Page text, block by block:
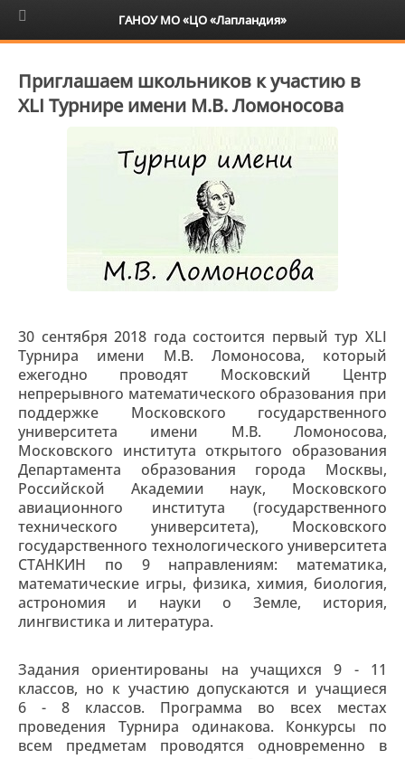
6+
Приглашаем школьников к участию в
XLI Турнире имени М.В. Ломоносова
30 сентября 2018 года состоится первый тур XLI
Турнира имени М.В. Ломоносова, который
ежегодно проводят Московский Центр
непрерывного математического образования при
поддержке Московского государственного
университета имени М.В. Ломоносова,
Московского института открытого образования
Департамента образования города Москвы,
Российской Академии наук, Московского
авиационного института (государственного
технического университета), Московского
государственного технологического университета
СТАНКИН по 9 направлениям: математика,
математические игры, физика, химия, биология,
астрономия и науки о Земле, история,
лингвистика и литература.
Задания ориентированы на учащихся 9 - 11
классов, но к участию допускаются и учащиеся
6 - 8 классов. Программа во всех местах
проведения Турнира одинакова. Конкурсы по
всем предметам проводятся одновременно в
ГАНОУ МО «ЦО «Лапландия»